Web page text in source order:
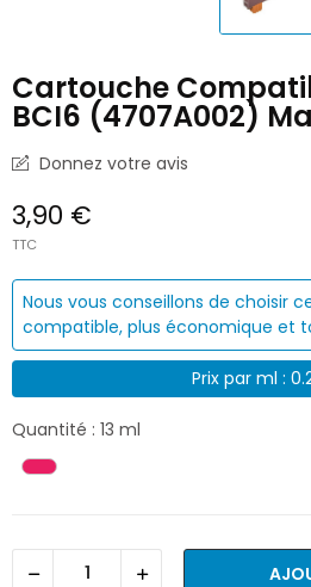
Cartouche
BCI6 (4707A002)
Donnez votre avis
3,90 €
TTC
Nous vous conseillons de choisir
compatible, plus économique et
Prix par ml :
Quantité : 13 ml